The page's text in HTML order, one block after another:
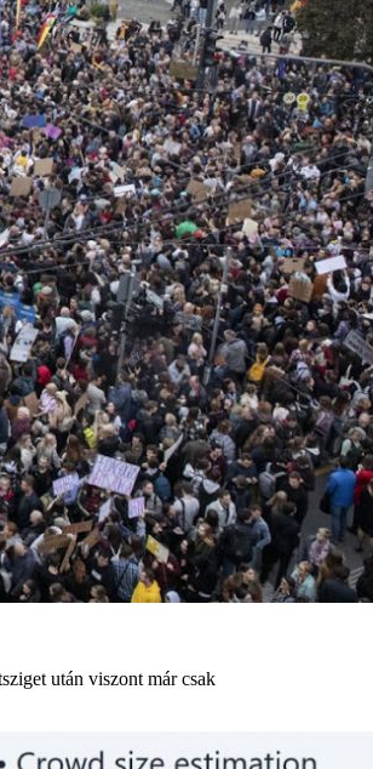
után viszont már csak